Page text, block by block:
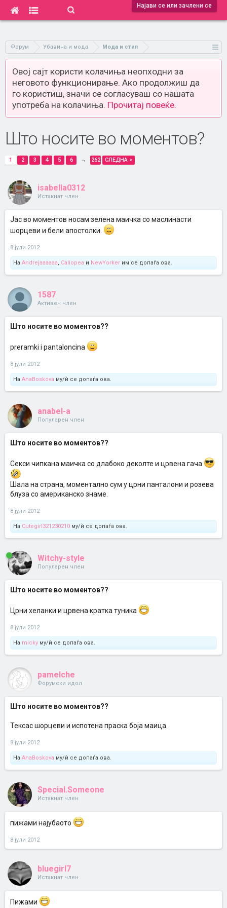
Најави се или зачлени се
Форум Убавина и мода Мода и стил
Овој сајт користи колачиња неопходни за
неговото функционирање. Ако продолжиш да
го користиш, значи се согласуваш со нашата
употреба на колачиња. Прочитај повеќе.
Што носите во моментов?
1 2 3 4 5 6 → 262 СЛЕДНА >
isabella0312
Истакнат член
Јас во моментов носам зелена маичка со маслинасти
шорцеви и бели апостолки.
8 јули 2012
На Andrejaaaaaa, Caliopea и NewYorker им се допаѓа ова.
1587
Активен член
Што носите во моментов??
preramki i pantaloncina
8 јули 2012
На AnaBoskova му/ѝ се допаѓа ова.
anabel-a
Популарен член
Што носите во моментов??
Секси чипкана маичка со длабоко деколте и црвена гача
Шала на страна, моментално сум у црни панталони и розева
блуза со американско знаме.
8 јули 2012
На Cutegirl321230210 му/ѝ се допаѓа ова.
Witchy-style
Популарен член
Што носите во моментов??
Црни хеланки и црвена кратка туника
8 јули 2012
На micky му/ѝ се допаѓа ова.
pamelche
Форумски идол
Што носите во моментов??
Тексас шорцеви и испотена праска боја маица.
8 јули 2012
На AnaBoskova му/ѝ се допаѓа ова.
Special.Someone
Истакнат член
пижами најубаото
8 јули 2012
bluegirl7
Истакнат член
Пижами